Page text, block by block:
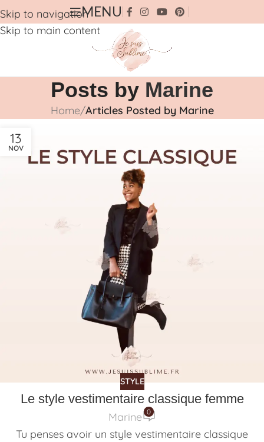
Skip to navigation
Skip to main content
MENU
Posts by Marine
Home/Articles Posted by Marine
13
NOV
STYLE
Le style vestimentaire classique femme
Marine 0
Tu penses avoir un style vestimentaire classique